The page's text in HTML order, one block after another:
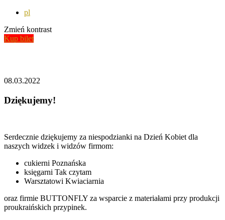
pl
Zmień kontrast
Kup bilet
08.03.2022
Dziękujemy!
Serdecznie dziękujemy za niespodzianki na Dzień Kobiet dla
naszych widzek i widzów firmom:
cukierni Poznańska
księgarni Tak czytam
Warsztatowi Kwiaciarnia
oraz firmie BUTTONFLY za wsparcie z materiałami przy produkcji
proukraińskich przypinek.